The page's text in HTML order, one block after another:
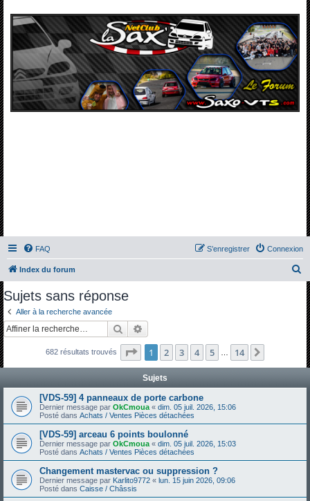
FAQ Connexion
S’enregistrer
Index du forum
c
Sujets sans réponse
Aller à la recherche avancée
Rechercher
682 résultats trouvés Page 1sur14
1 2 3 4 5 14
Sujets
[VDS-59] 4 panneaux de porte carbone
Dernier message par OkCmoua « dim. 05 juil. 2026, 15:06
Posté dans Achats / Ventes Pièces détachées
[VDS-59] arceau 6 points boulonné
Dernier message par OkCmoua « dim. 05 juil. 2026, 15:03
Posté dans Achats / Ventes Pièces détachées
Changement mastervac ou suppression ?
Dernier message par Karlito9772 « lun. 15 juin 2026, 09:06
Posté dans Caisse / Châssis